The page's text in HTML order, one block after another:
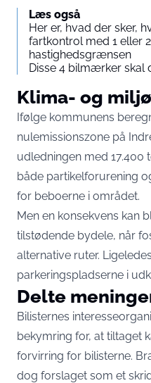
Læs også
Her er, hvad der sker,
fartkontrol med 1 eller
hastighedsgrænsen
Disse 4 bilmærker skal
Klima- og
Ifølge kommunens
nulemissionszone på
udledningen med 17.400
både partikelforurening
for beboerne i området.
Men en konsekvens kan
tilstødende bydele, når
alternative ruter.
parkeringspladserne i
Delte
Bilisternes
bekymring for, at tiltaget
forvirring for bilisterne.
dog forslaget som et